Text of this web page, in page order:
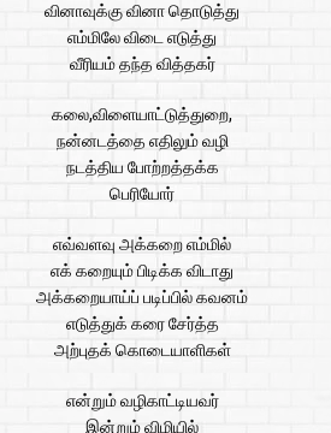
வினாவுக்கு வினா தொடுத்து
எம்மிலே விடை எடுத்து
வீரியம் தந்த வித்தகர்
கலை,விளையாட்டுத்துறை,
நன்னடத்தை எதிலும் வழி
நடத்திய போற்றத்தக்க
பெரியோர்
எவ்வளவு அக்கறை எம்மில்
எக் கறையும் பிடிக்க விடாது
அக்கறையாய்ப் படிப்பில் கவனம்
எடுத்துக் கரை சேர்த்த
அற்புதக் கொடையாளிகள்
என்றும் வழிகாட்டியவர்
இன்றும் விழியில்